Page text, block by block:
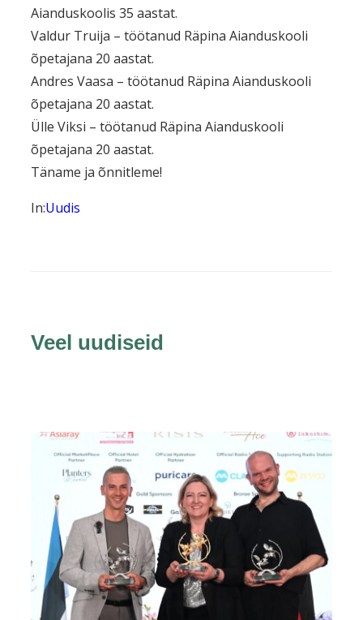
Aianduskoolis 35 aastat.
Valdur Truija – töötanud Räpina Aianduskooli
õpetajana 20 aastat.
Andres Vaasa – töötanud Räpina Aianduskooli
õpetajana 20 aastat.
Ülle Viksi – töötanud Räpina Aianduskooli
õpetajana 20 aastat.
Täname ja õnnitleme!
In:Uudis
Veel uudiseid